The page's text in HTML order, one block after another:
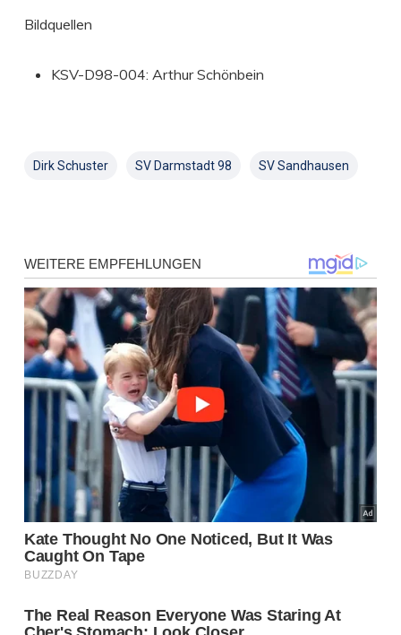
Bildquellen
KSV-D98-004: Arthur Schönbein
Dirk Schuster SV Darmstadt 98 SV Sandhausen